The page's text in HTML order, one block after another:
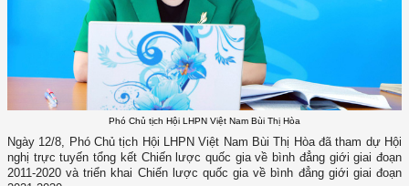
Phó Chủ tịch Hội LHPN Việt Nam Bùi Thị Hòa
Ngày 12/8, Phó Chủ tịch Hội LHPN Việt Nam Bùi Thị Hòa đã tham dự Hội
nghị trực tuyến tổng kết Chiến lược quốc gia về bình đẳng giới giai đoạn
2011-2020 và triển khai Chiến lược quốc gia về bình đẳng giới giai đoạn